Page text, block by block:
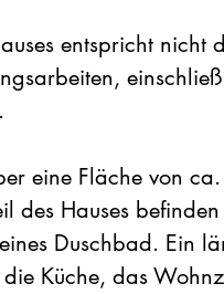
entspricht nicht
eine Fläche von
des Hauses
Duschbad. Ein
Küche, das